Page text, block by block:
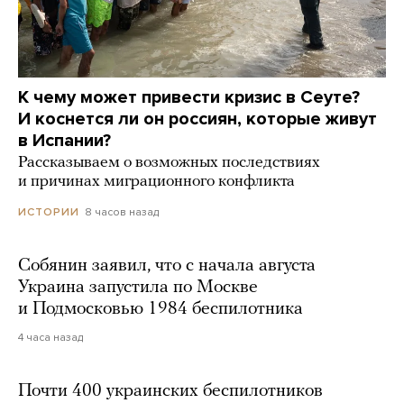
К чему может привести кризис в Сеуте?
И коснется ли он россиян, которые живут
в Испании?
Рассказываем о возможных последствиях
и причинах миграционного конфликта
ИСТОРИИ 8 часов назад
Собянин заявил, что с начала августа
Украина запустила по Москве
и Подмосковью 1984 беспилотника
4 часа назад
Почти 400 украинских беспилотников